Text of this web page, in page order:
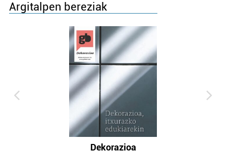
Argitalpen bereziak
Dekorazioa